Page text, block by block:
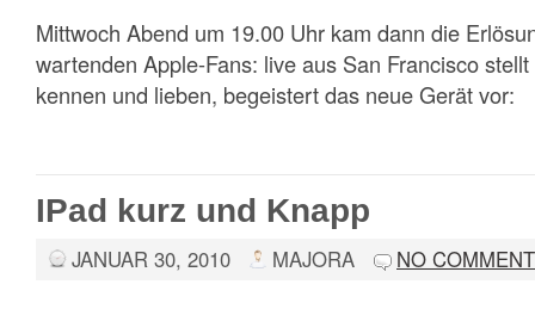
Mittwoch Abend um 19.00 Uhr kam dann die
wartenden Apple-Fans: live aus San Francisco
kennen und lieben, begeistert das neue Gerät vor:
IPad kurz und Knapp
JANUAR 30, 2010 MAJORA NO